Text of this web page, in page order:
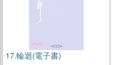
17.輪迴(電子書)